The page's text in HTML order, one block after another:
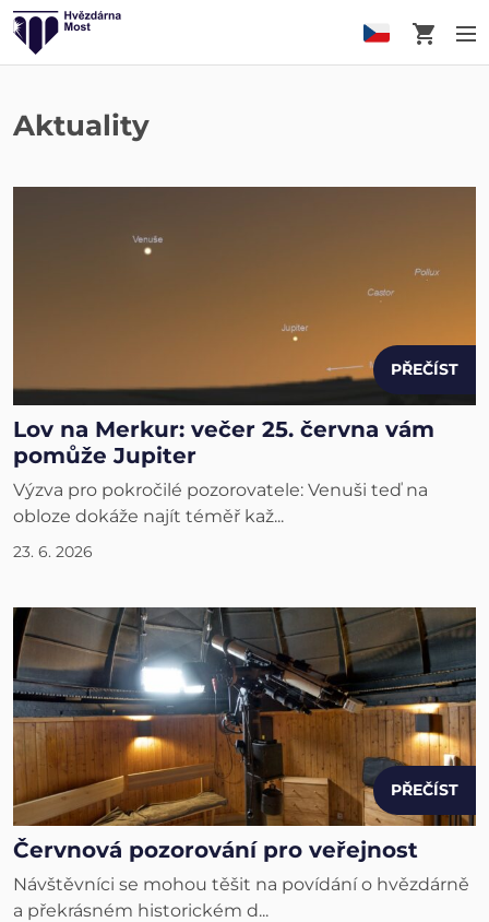
Košík
Aktuality
PŘEČÍST
Lov na Merkur: večer 25. června vám
pomůže Jupiter
Výzva pro pokročilé pozorovatele: Venuši teď na
obloze dokáže najít téměř kaž...
23. 6. 2026
PŘEČÍST
Červnová pozorování pro veřejnost
Návštěvníci se mohou těšit na povídání o hvězdárně
a překrásném historickém d...